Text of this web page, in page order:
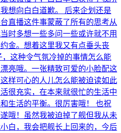
想向白白道歉。 后来企划还是
直播这件事蒙蔽了所有的思考从
时多想一些多问一些或许就不用
金。想着这里我又有点垂头丧
这种令气氛冷掉的事情怎么能
亮哦。一张精致可爱的小脸配这
样可心的人儿怎么能被迫读如此
很充实，在本来就很忙的生活中
生活的平衡。很厉害哦！ 也祝
哦！虽然我被迫掉了舰但我从未
白，我会把舰长上回来的，今后